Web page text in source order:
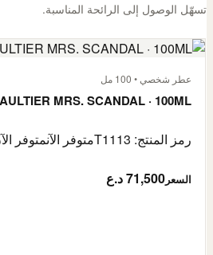
تسهّل الوصول إلى الرائحة المناسبة.
عطر شخصي • 100 مل
MRS. SCANDAL · 100ML
رمز المنتج: T1113 متوفر الآنمتوفر
السعر 71,500 د.ع